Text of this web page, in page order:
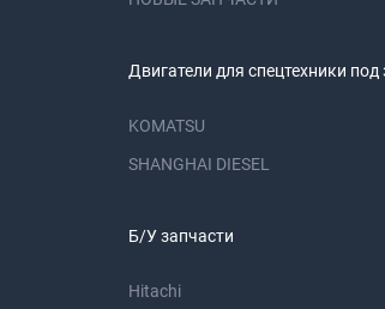
Двигатели для спецтехники
KOMATSU
SHANGHAI DIESEL
Б/У запчасти
Hitachi